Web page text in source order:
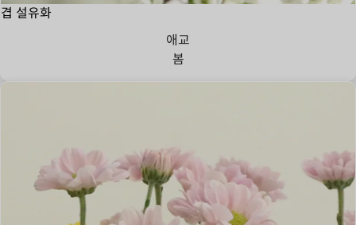
겹 설유화
애교
봄